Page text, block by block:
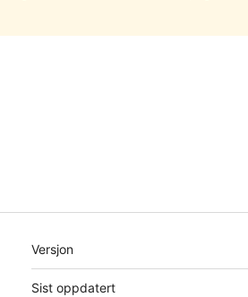
Meta
Versjon
Sist oppdatert